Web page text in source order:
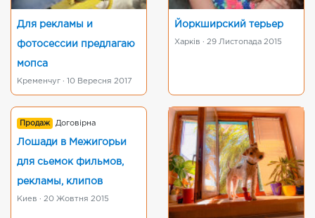
Для рекламы и
фотосессии предлагаю
мопса
Кременчуг · 10 Вересня 2017
Йоркширский терьер
Харків · 29 Листопада 2015
Продаж Договірна
Лошади в Межигорьи
для сьемок фильмов,
рекламы, клипов
Киев · 20 Жовтня 2015